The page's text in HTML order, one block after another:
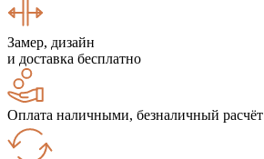
Замер, дизайн
и доставка бесплатно
Оплата наличными, безналичный расчёт